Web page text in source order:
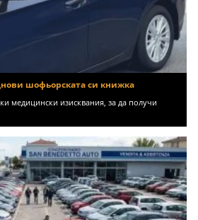
шофьорската си книжка
медицински изисквания, за да получи